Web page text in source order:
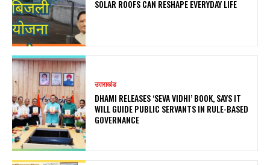
SOLAR ROOFS CAN RESHAPE EVERYDAY LIFE
उत्तराखंड
DHAMI RELEASES ‘SEVA VIDHI’ BOOK, SAYS IT
WILL GUIDE PUBLIC SERVANTS IN RULE-BASED
GOVERNANCE